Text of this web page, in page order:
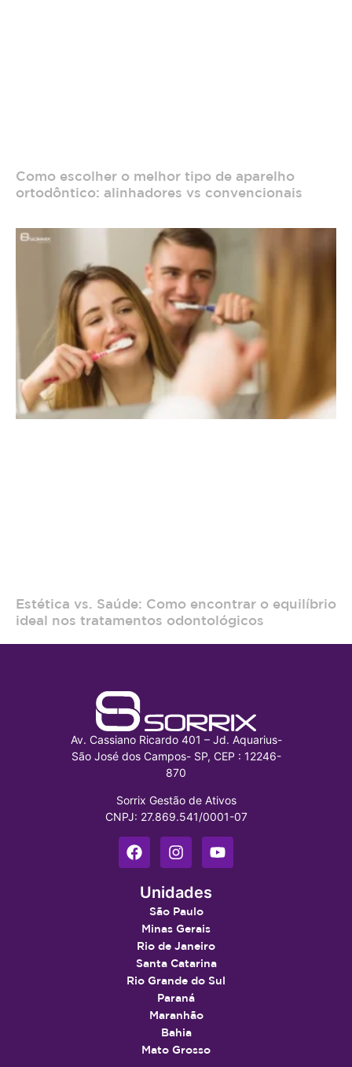
Como escolher o melhor tipo de aparelho
ortodôntico: alinhadores vs convencionais
Estética vs. Saúde: Como encontrar o equilíbrio
ideal nos tratamentos odontológicos
Av. Cassiano Ricardo 401 – Jd. Aquarius-
São José dos Campos- SP, CEP : 12246-
870
Sorrix Gestão de Ativos
CNPJ: 27.869.541/0001-07
Unidades
São Paulo
Minas Gerais
Rio de Janeiro
Santa Catarina
Rio Grande do Sul
Paraná
Maranhão
Bahia
Mato Grosso